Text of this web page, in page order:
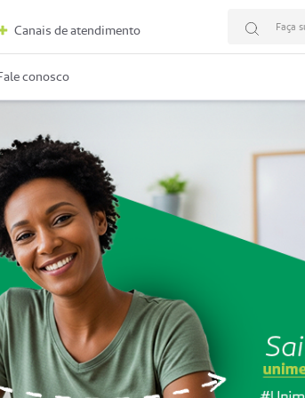
Canais de atendimento Faça
conosco